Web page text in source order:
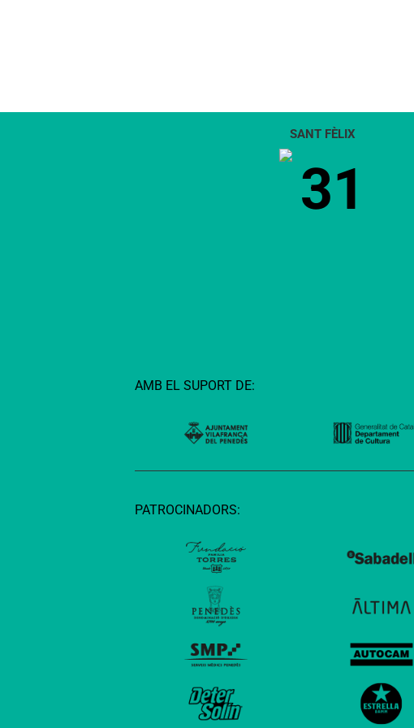
SANT FÈLIX
31
AMB EL SUPORT DE:
PATROCINADORS: